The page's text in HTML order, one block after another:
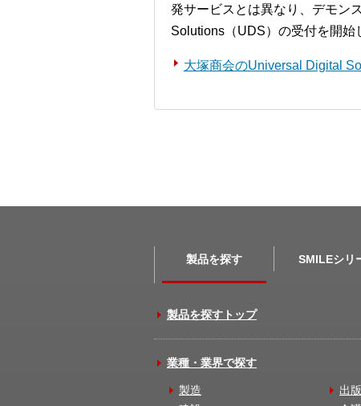
発サービスとは異なり、デモン
Solutions（UDS）の受付を開始
大塚商会のUniversal Digital
製品を探す SMILEシリ
製品を探すトップ
業種・業界で探す
製造
出